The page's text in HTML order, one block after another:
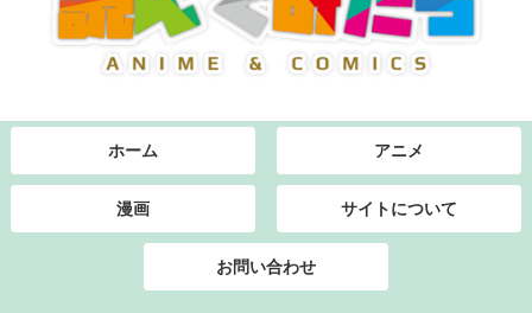
ホーム アニメ
漫画 サイトについて
お問い合わせ